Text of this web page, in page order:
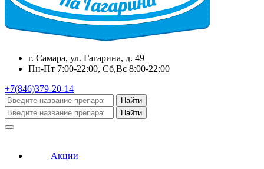
г. Самара, ул. Гагарина, д. 49
Пн-Пт 7:00-22:00, Сб,Вс 8:00-22:00
+7(846)379-20-14
Найти
Найти
Акции